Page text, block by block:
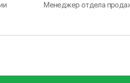
Менеджер отдела